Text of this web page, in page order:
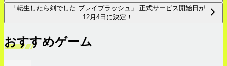
「転生したら剣でした ブレイブラッシュ」 正式サービス開始日が
12月4日に決定！
おすすめゲーム